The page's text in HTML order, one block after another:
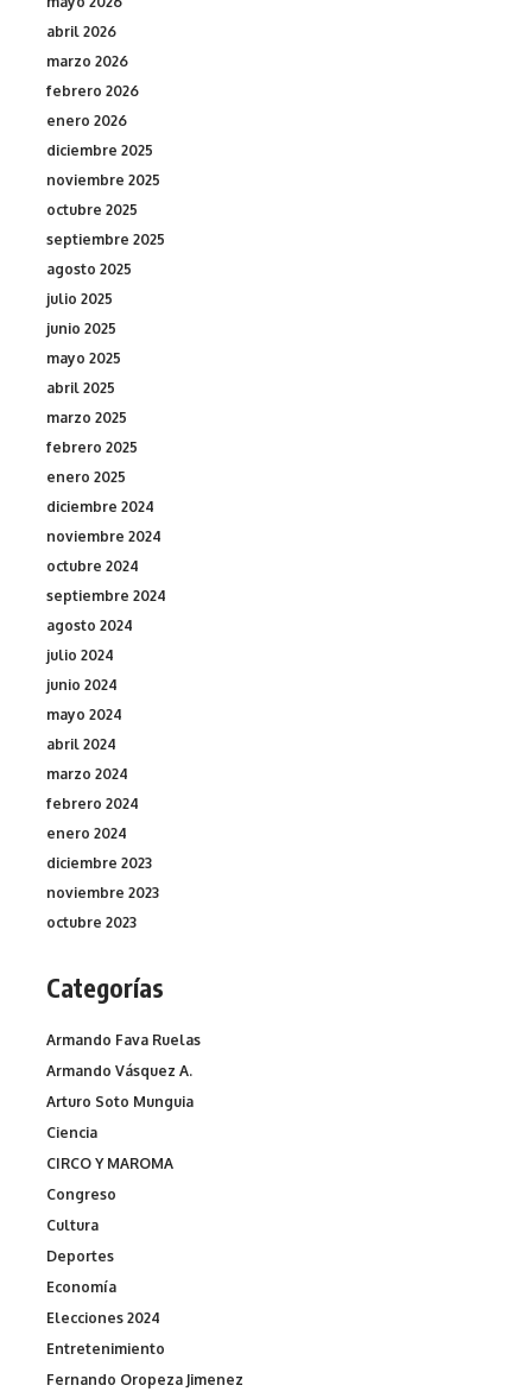
abril 2026
marzo 2026
febrero 2026
enero 2026
diciembre 2025
noviembre 2025
octubre 2025
septiembre 2025
agosto 2025
julio 2025
junio 2025
mayo 2025
abril 2025
marzo 2025
febrero 2025
enero 2025
diciembre 2024
noviembre 2024
octubre 2024
septiembre 2024
agosto 2024
julio 2024
junio 2024
mayo 2024
abril 2024
marzo 2024
febrero 2024
enero 2024
diciembre 2023
noviembre 2023
octubre 2023
Categorías
Armando Fava Ruelas
Armando Vásquez A.
Arturo Soto Munguia
Ciencia
CIRCO Y MAROMA
Congreso
Cultura
Deportes
Economía
Elecciones 2024
Entretenimiento
Fernando Oropeza Jimenez